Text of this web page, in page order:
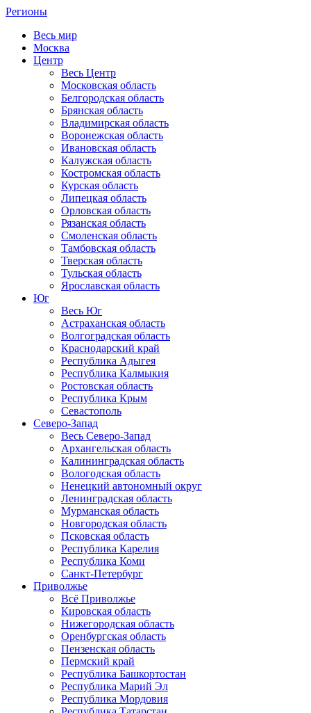
Регионы
Весь мир
Москва
Центр
Весь Центр
Московская область
Белгородская область
Брянская область
Владимирская область
Воронежская область
Ивановская область
Калужская область
Костромская область
Курская область
Липецкая область
Орловская область
Рязанская область
Смоленская область
Тамбовская область
Тверская область
Тульская область
Ярославская область
Юг
Весь Юг
Астраханская область
Волгоградская область
Краснодарский край
Республика Адыгея
Республика Калмыкия
Ростовская область
Республика Крым
Севастополь
Северо-Запад
Весь Северо-Запад
Архангельская область
Калининградская область
Вологодская область
Ненецкий автономный округ
Ленинградская область
Мурманская область
Новгородская область
Псковская область
Республика Карелия
Республика Коми
Санкт-Петербург
Приволжье
Всё Приволжье
Кировская область
Нижегородская область
Оренбургская область
Пензенская область
Пермский край
Республика Башкортостан
Республика Марий Эл
Республика Мордовия